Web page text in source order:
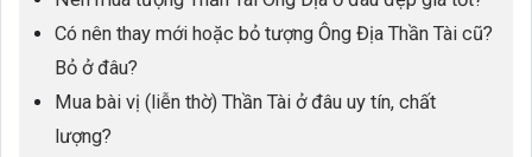
Có nên thay mới hoặc bỏ tượng Ông Địa Thần Tài cũ?
Bỏ ở đâu?
Mua bài vị (liễn thờ) Thần Tài ở đâu uy tín, chất
lượng?